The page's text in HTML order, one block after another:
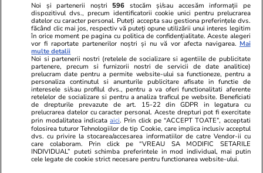
PARTENERI
Noi și partenerii noștri 596 stocăm și/sau accesăm informații pe
dispozitivul dvs., precum identificatorii cookie unici pentru prelucrarea
datelor cu caracter personal. Puteți accepta sau gestiona preferințele dvs.
făcând clic mai jos, respectiv vă puteți opune utilizării unui interes legitim
în orice moment pe pagina cu politica de confidențialitate. Aceste alegeri
vor fi raportate partenerilor noștri și nu vă vor afecta navigarea. Mai
multe detalii
Noi si partenerii nostri (retelele de socializare si agentiile de publicitate
partenere, precum si furnizorii nostri de servicii de date analitice)
prelucram date pentru a permite website-ului sa functioneze, pentru a
personaliza continutul si anunturile publicitare afisate in functie de
interesele si/sau profilul dvs., pentru a va oferi functionalitati aferente
retelelor de socializare si pentru a analiza traficul pe website. Beneficiati
de drepturile prevazute de art. 15-22 din GDPR in legatura cu
prelucrarea datelor cu caracter personal. Aceste drepturi pot fi exercitate
prin modalitatea indicataaici. Prin click pe “ACCEPT TOATE”, acceptati
folosirea tuturor Tehnologiilor de tip Cookie, care implica inclusiv acceptul
dvs. cu privire la stocarea/accesarea informatiilor de catre Vendor-ii cu
care colaboram. Prin click pe “VREAU SA MODIFIC SETARILE
INDIVIDUAL” puteti schimba preferintele in mod individual, mai putin
cele legate de cookie strict necesare pentru functionarea website-ului.